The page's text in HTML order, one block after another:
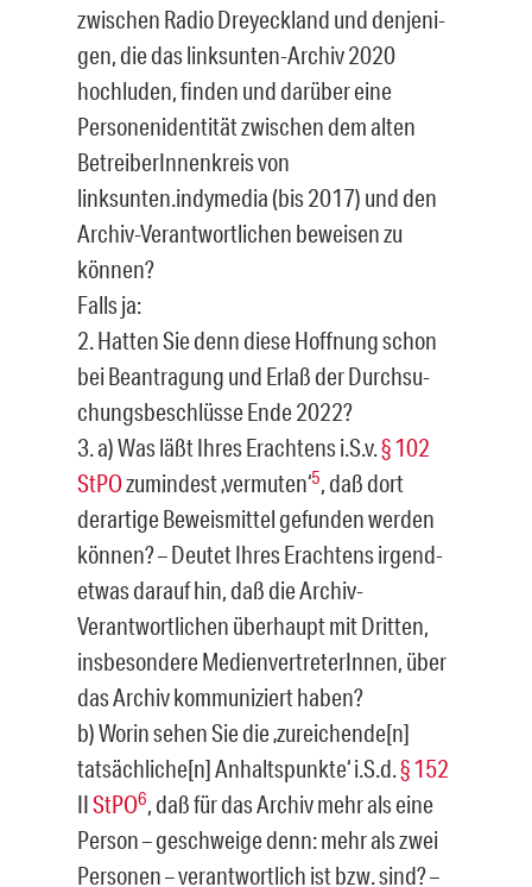
zwischen Radio Dreyeckland und denjeni­
gen, die das linksunten-Archiv 2020
hochluden, finden und darüber eine
Personen­identität zwischen dem alten
BetreiberInnenkreis von
linksunten.indymedia (bis 2017) und den
Archiv-Verantwortlichen beweisen zu
können?
Falls ja:
2. Hatten Sie denn diese Hoffnung schon
bei Beantragung und Erlaß der Durchsu­
chungsbeschlüsse Ende 2022?
3. a) Was läßt Ihres Erachtens i.S.v.§ 102
StPOzumindest ‚vermuten‘5, daß dort
derartige Beweismittel gefunden werden
können? – Deutet Ihres Erachtens irgend­
etwas darauf hin, daß die Archiv-
Verantwortlichen überhaupt mit Dritten,
insbeson­dere MedienvertreterInnen, über
das Archiv kommuniziert haben?
b) Worin sehen Sie die ‚zureichende[n]
tatsächliche[n] Anhaltspunkte‘ i.S.d.§ 152
IIStPO6, daß für das Archiv mehr als eine
Person – geschweige denn: mehr als zwei
Personen – verantwortlich ist bzw. sind? –